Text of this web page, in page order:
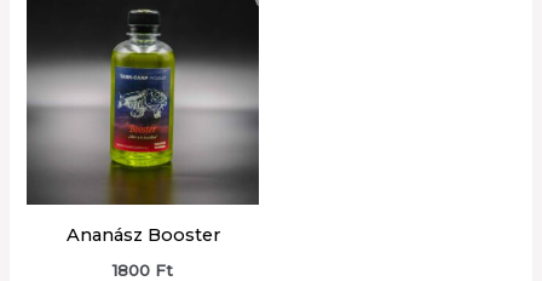
Ananász Booster
1800 Ft